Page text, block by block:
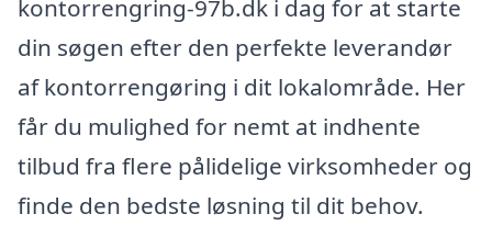
kontorrengring-97b.dk i dag for at starte
din søgen efter den perfekte leverandør
af kontorrengøring i dit lokalområde. Her
får du mulighed for nemt at indhente
tilbud fra flere pålidelige virksomheder og
finde den bedste løsning til dit behov.